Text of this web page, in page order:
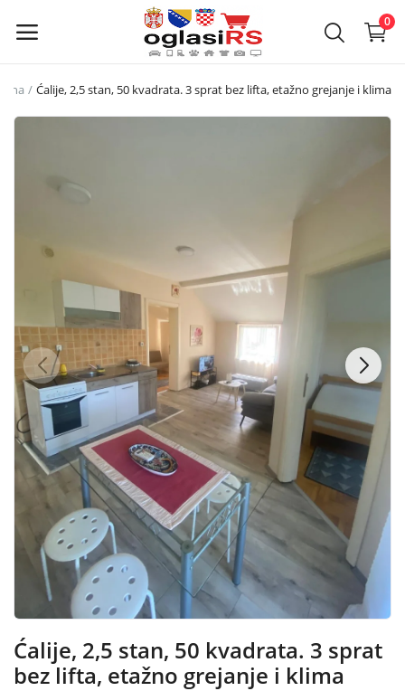
0
Glavni meni
Naslovna
Lista želja
Kontakt
Kontakt
Blog
Prodaj ili kupi na oglasiRS
Prijavi se
Registracija
Srpski
Ćalije, 2,5 stan, 50 kvadrata. 3 sprat bez lifta, etažno grejanje i klima
Ćalije, 2,5 stan, 50 kvadrata. 3 sprat
bez lifta, etažno grejanje i klima